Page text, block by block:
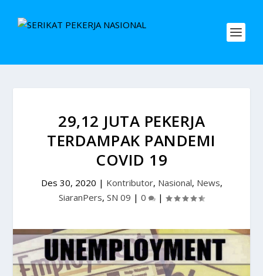
29,12 JUTA PEKERJA
TERDAMPAK PANDEMI
COVID 19
Des 30, 2020 | Kontributor, Nasional, News,
SiaranPers, SN 09 | 0 |